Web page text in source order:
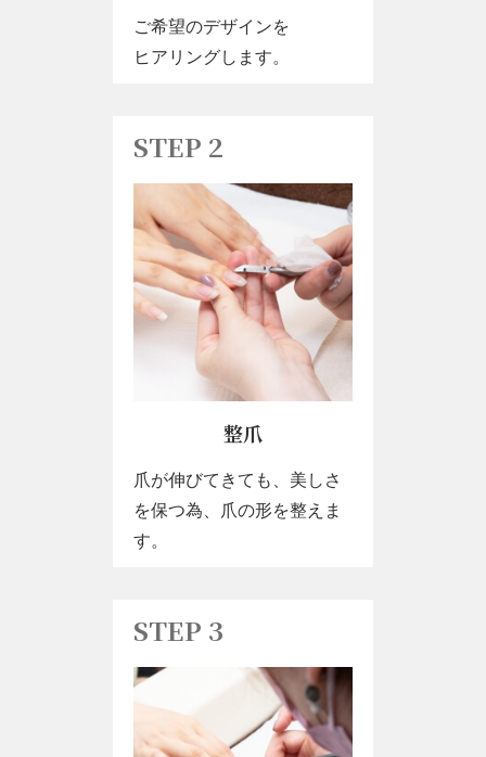
ご希望のデザインを
​​​​​​​ヒアリングします。
STEP 2
整爪
爪が伸びてきても、美しさ
を保つ為、爪の形を整えま
す。
STEP 3